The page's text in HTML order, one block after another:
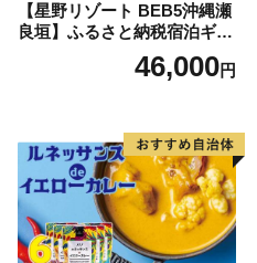
【星野リゾート BEB5沖縄瀬
良垣】ふるさと納税宿泊ギフ
46,000円